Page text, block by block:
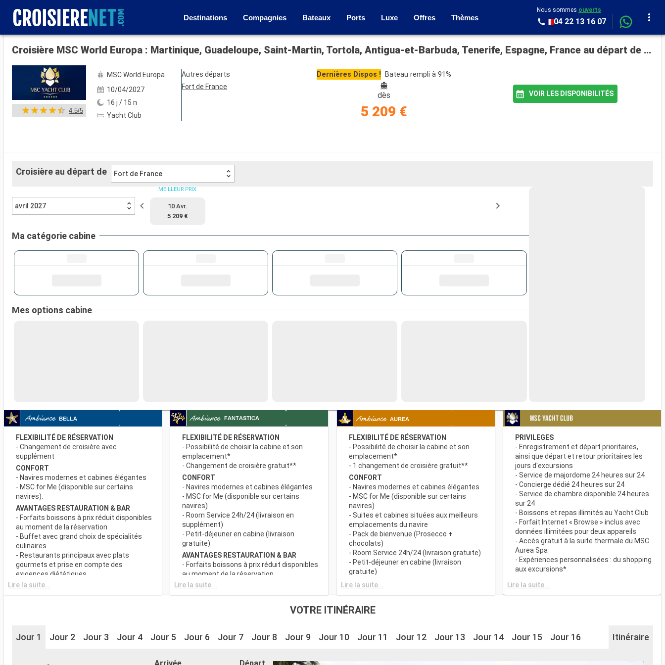
Destinations Compagnies Bateaux Ports Luxe Offres Thèmes
Nous sommes ouverts
04 22 13 16 07
Voir les 10 autres photos
Croisière MSC World Europa : Martinique, Guadeloupe, Saint-Martin, Tortola, Antigua-et-Barbuda, Tenerife, Espagne, France au départ de Fort de France
4.5/5
MSC World Europa
10/04/2027
16 j / 15 n
Yacht Club
Autres départs
Fort de France
Dernières Dispos ! Bateau rempli à 91%
dès
5 209 €
VOIR LES DISPONIBILITÉS
Croisière au départ de Fort de France
avril 2027
MEILLEUR PRIX
10 Avr.
5 209 €
Ma catégorie cabine
Mes options cabine
FLEXIBILITÉ DE RÉSERVATION
- Changement de croisière avec
supplément
CONFORT
- Navires modernes et cabines élégantes
- MSC for Me (disponible sur certains
navires).
AVANTAGES RESTAURATION & BAR
- Forfaits boissons à prix réduit disponibles
au moment de la réservation
- Buffet avec grand choix de spécialités
culinaires
- Restaurants principaux avec plats
gourmets et prise en compte des
exigences diététiques
SPORT ET DIVERTISSEMENTS
- Programme varié de spectacles de style
- Salle de sport équipée avec vue
panoramique
Lire la suite...
FLEXIBILITÉ DE RÉSERVATION
- Possibilité de choisir la cabine et son
emplacement*
- Changement de croisière gratuit**
CONFORT
- Navires modernes et cabines élégantes
- MSC for Me (disponible sur certains
navires)
- Room Service 24h/24 (livraison en
supplément)
- Petit-déjeuner en cabine (livraison
gratuite)
AVANTAGES RESTAURATION & BAR
- Forfaits boissons à prix réduit disponibles
au moment de la réservation
- Buffet avec grand choix de spécialités
réserve de disponibilité)
Restaurants de Spécialités sélectionné
Lire la suite...
FLEXIBILITÉ DE RÉSERVATION
- Possibilité de choisir la cabine et son
emplacement*
- 1 changement de croisière gratuit**
CONFORT
- Navires modernes et cabines élégantes
- MSC for Me (disponible sur certains
navires)
- Suites et cabines situées aux meilleurs
emplacements du navire
- Pack de bienvenue (Prosecco +
chocolats)
- Room Service 24h/24 (livraison gratuite)
- Petit-déjeuner en cabine (livraison
gratuite)
AVANTAGES RESTAURATION & BAR
- Buffet avec grand choix de spécialités
gourmets et prise en compte des
Lire la suite...
PRIVILEGES
- Enregistrement et départ prioritaires,
ainsi que départ et retour prioritaires les
jours d'excursions
- Service de majordome 24 heures sur 24
- Concierge dédié 24 heures sur 24
- Service de chambre disponible 24 heures
sur 24
- Boissons et repas illimités au Yacht Club
- Forfait Internet « Browse » inclus avec
données illimitées pour deux appareils
- Accès gratuit à la suite thermale du MSC
Aurea Spa
- Expériences personnalisées : du shopping
aux excursions*
suite
- Autres attentions personnelles : service
- L’expérience la plus récompensée pour le
Lire la suite...
VOTRE ITINÉRAIRE
Jour 1 Jour 2 Jour 3 Jour 4 Jour 5 Jour 6 Jour 7 Jour 8 Jour 9 Jour 10 Jour 11 Jour 12 Jour 13 Jour 14 Jour 15 Jour 16 Itinéraire
Arrivée
Départ